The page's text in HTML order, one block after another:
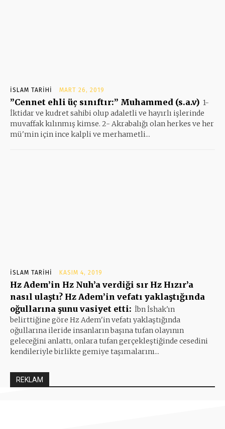
İSLAM TARIHI MART 26, 2019
”Cennet ehli üç sınıftır:” Muhammed (s.a.v) 1-
İktidar ve kudret sahibi olup adaletli ve hayırlı işlerinde
muvaffak kılınmış kimse. 2- Akrabalığı olan herkes ve her
mü'min için ince kalpli ve merhametli...
İSLAM TARIHI KASIM 4, 2019
Hz Adem’in Hz Nuh’a verdiği sır Hz Hızır’a
nasıl ulaştı? Hz Adem’in vefatı yaklaştığında
oğullarına şunu vasiyet etti: İbn İshak'ın
belirttiğine göre Hz Adem'in vefatı yaklaştığında
oğullarına ileride insanların başına tufan olayının
geleceğini anlattı, onlara tufan gerçekleştiğinde cesedini
kendileriyle birlikte gemiye taşımalarını...
REKLAM